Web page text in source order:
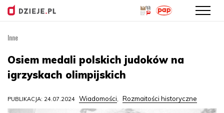
treści
Inne
Osiem medali polskich judoków na
igrzyskach olimpijskich
PUBLIKACJA: 24.07.2024 Wiadomości, Rozmaitości historyczne